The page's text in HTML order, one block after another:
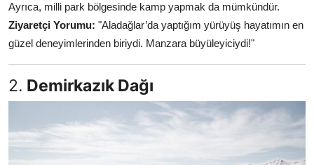
Ayrıca, milli park bölgesinde kamp yapmak da mümkündür.
Ziyaretçi Yorumu: "Aladağlar’da yaptığım yürüyüş hayatımın en
güzel deneyimlerinden biriydi. Manzara büyüleyiciydi!"
2. Demirkazık Dağı